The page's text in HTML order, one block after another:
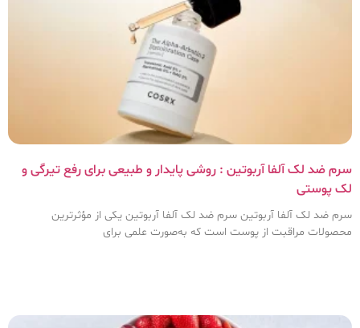
سرم ضد لک آلفا آربوتین : روشی پایدار و طبیعی برای رفع تیرگی و
لک پوستی
سرم ضد لک آلفا آربوتین سرم ضد لک آلفا آربوتین یکی از مؤثرترین
محصولات مراقبت از پوست است که به‌صورت علمی برای